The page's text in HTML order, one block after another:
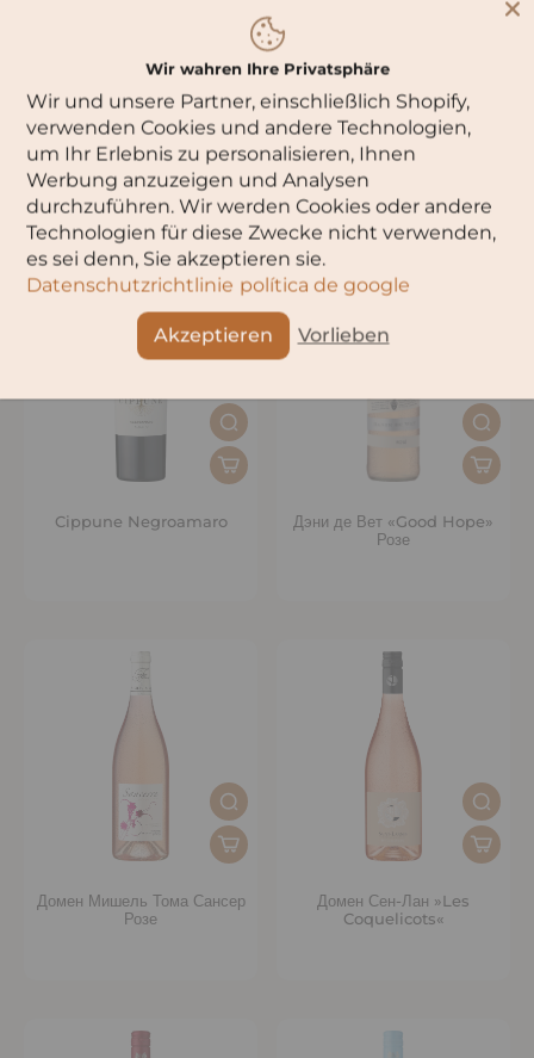
Барон Филипп де Ротшильд
La Bélière Rosé –
органическое
Cazes Côtes du Rhône
Cippune Negroamaro
Дэни де Вет «Good Hope»
Розе
Домен Мишель Тома Сансер
Розе
Домен Сен-Лан »Les
Coquelicots«
Wir wahren Ihre Privatsphäre
Wir und unsere Partner, einschließlich Shopify,
verwenden Cookies und andere Technologien,
um Ihr Erlebnis zu personalisieren, Ihnen
Werbung anzuzeigen und Analysen
durchzuführen. Wir werden Cookies oder andere
Technologien für diese Zwecke nicht verwenden,
es sei denn, Sie akzeptieren sie.
Datenschutzrichtlinie política de google
Akzeptieren Vorlieben